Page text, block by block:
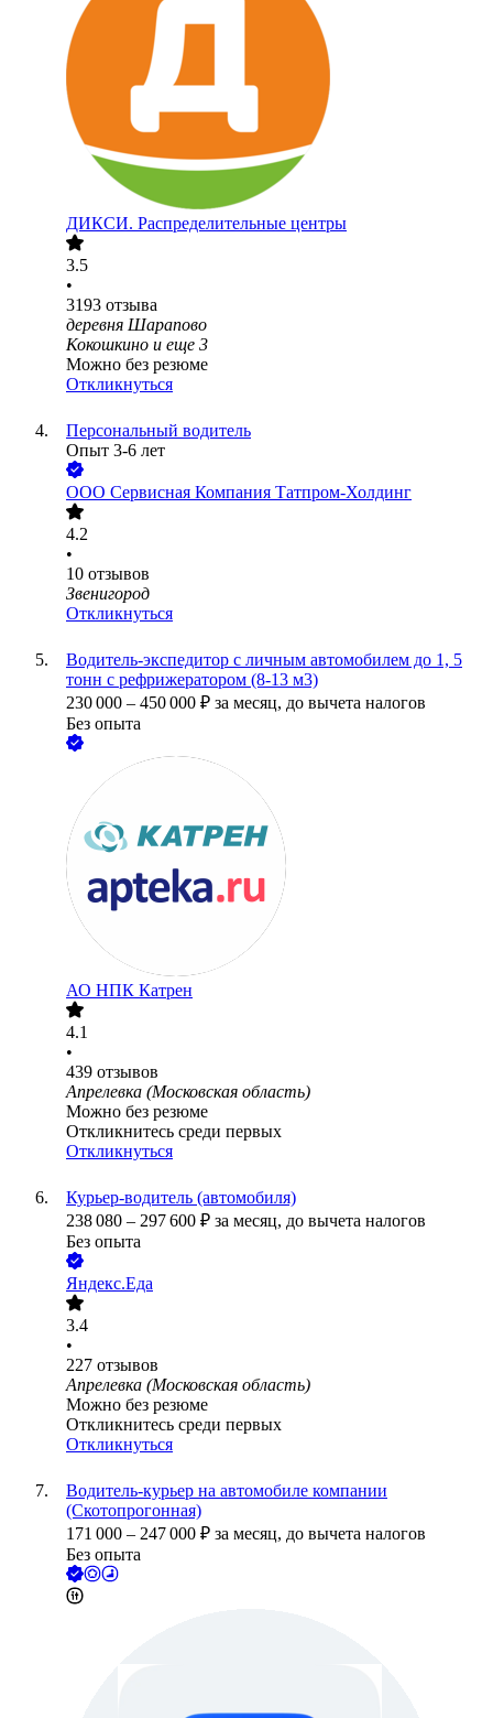
ДИКСИ. Распределительные центры
3.5
•
3193 отзыва
деревня Шарапово
Кокошкино и еще 3
Можно без резюме
Откликнуться
Персональный водитель
Опыт 3-6 лет
ООО Сервисная Компания Татпром-Холдинг
4.2
•
10 отзывов
Звенигород
Откликнуться
Водитель-экспедитор с личным автомобилем до 1, 5
тонн с рефрижератором (8-13 м3)
230 000 – 450 000 ₽ за месяц, до вычета налогов
Без опыта
АО НПК Катрен
4.1
•
439 отзывов
Апрелевка (Московская область)
Можно без резюме
Откликнитесь среди первых
Откликнуться
Курьер‑водитель (автомобиля)
238 080 – 297 600 ₽ за месяц, до вычета налогов
Без опыта
Яндекс.Еда
3.4
•
227 отзывов
Апрелевка (Московская область)
Можно без резюме
Откликнитесь среди первых
Откликнуться
Водитель-курьер на автомобиле компании
(Скотопрогонная)
171 000 – 247 000 ₽ за месяц, до вычета налогов
Без опыта